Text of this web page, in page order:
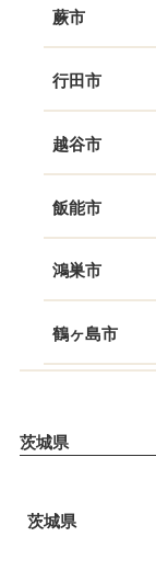
蕨市
行田市
越谷市
飯能市
鴻巣市
鶴ヶ島市
茨城県
茨城県